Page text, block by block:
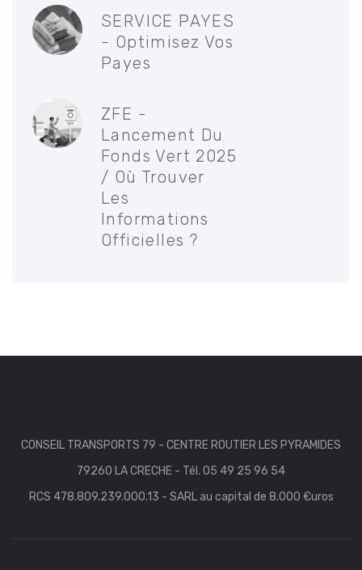
SERVICE PAYES
- Optimisez Vos
Payes
ZFE -
Lancement Du
Fonds Vert 2025
/ Où Trouver
Les
Informations
Officielles ?
CONSEIL TRANSPORTS 79 - CENTRE ROUTIER LES PYRAMIDES
79260 LA CRECHE - Tél. 05 49 25 96 54
RCS 478.809.239.000.13 - SARL au capital de 8.000 €uros